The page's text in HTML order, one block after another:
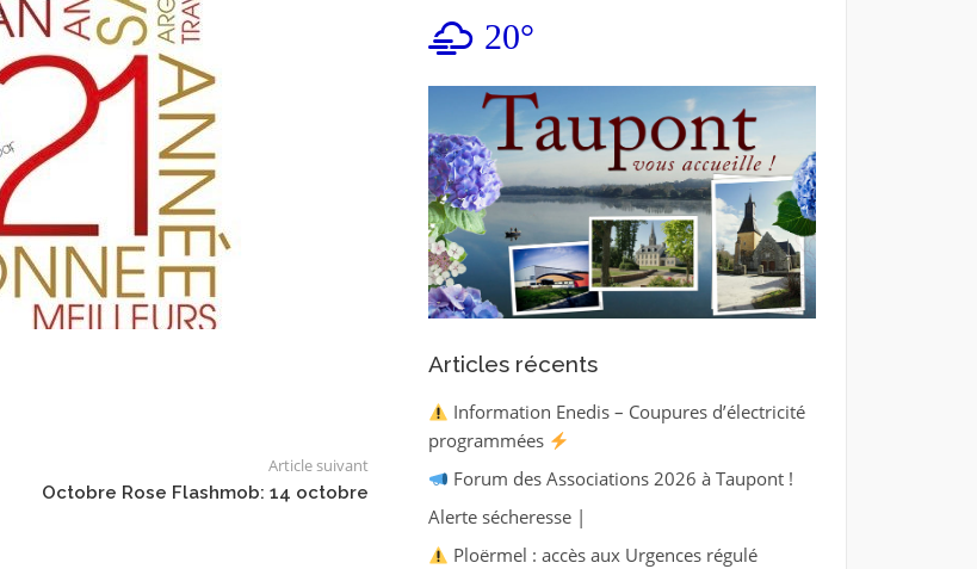
Article suivant
Octobre Rose Flashmob: 14 octobre
20°
Articles récents
Information Enedis – Coupures d’électricité
programmées
Forum des Associations 2026 à Taupont !
Alerte sécheresse |
Ploërmel : accès aux Urgences régulé